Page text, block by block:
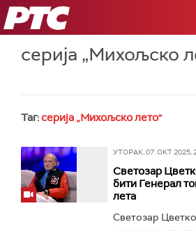
РТС
серија „Михољско
Таг:серија „Михољско лето"
УТОРАК, 07. ОКТ 2025,
Светозар
бити Генерал
лета
Светозар